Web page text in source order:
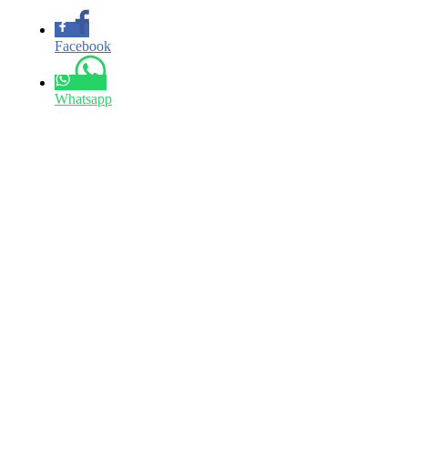
Facebook
Whatsapp